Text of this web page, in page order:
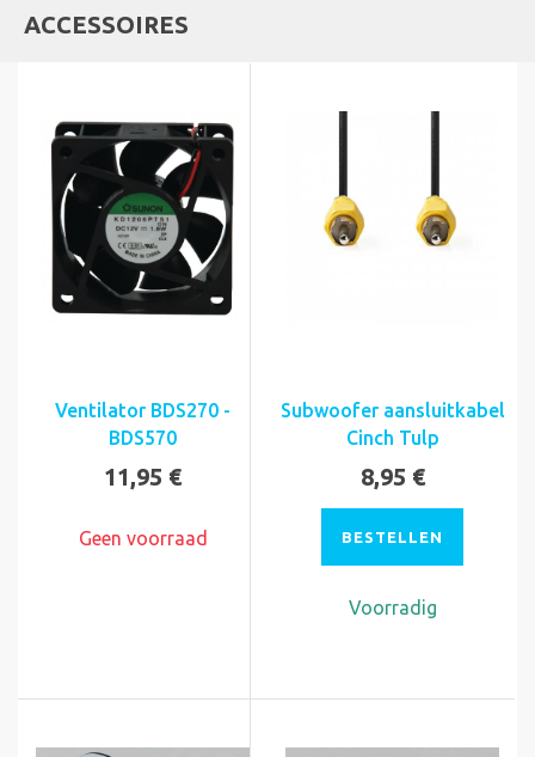
ACCESSOIRES
Ventilator BDS270 -
BDS570
11,95 €
Geen voorraad
Subwoofer aansluitkabel
Cinch Tulp
8,95 €
BESTELLEN
Voorradig